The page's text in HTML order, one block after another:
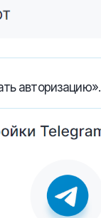
авторизацию».